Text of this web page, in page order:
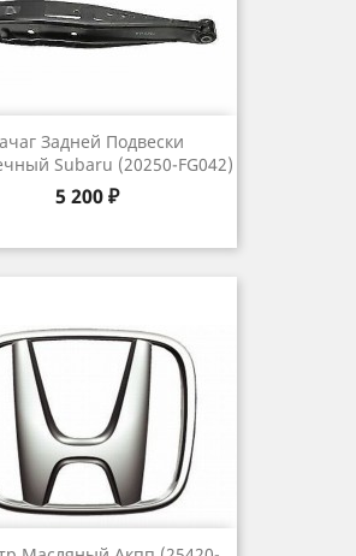
Задней Подвески
Subaru (20250-FG042)
Цена
5 200 ₽